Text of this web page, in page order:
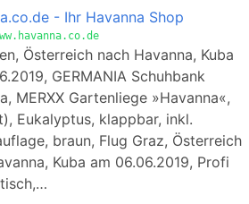
- Ihr Havanna Shop
Österreich nach Havanna, Kuba
GERMANIA Schuhbank
MERXX Gartenliege »Havanna«,
Eukalyptus, klappbar, inkl.
braun, Flug Graz, Österreich
Kuba am 06.06.2019, Profi